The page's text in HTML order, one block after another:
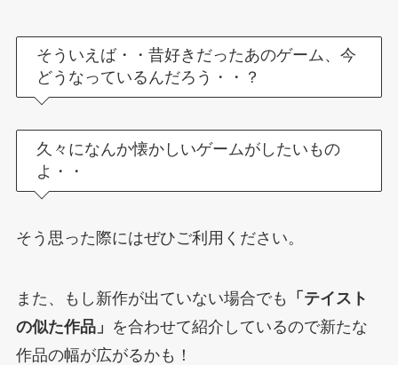
そういえば・・昔好きだったあのゲーム、今
どうなっているんだろう・・？
久々になんか懐かしいゲームがしたいもの
よ・・
そう思った際にはぜひご利用ください。
また、もし新作が出ていない場合でも
「テイスト
の似た作品」 を合わせて紹介しているので新たな
作品の幅が広がるかも！